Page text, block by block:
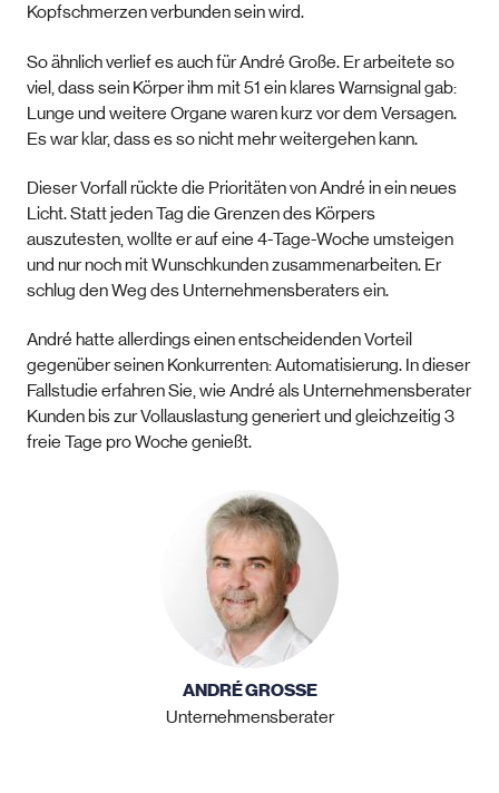
Kopfschmerzen verbunden sein wird.
So ähnlich verlief es auch für André Große. Er arbeitete so
viel, dass sein Körper ihm mit 51 ein klares Warnsignal gab:
Lunge und weitere Organe waren kurz vor dem Versagen.
Es war klar, dass es so nicht mehr weitergehen kann.
Dieser Vorfall rückte die Prioritäten von André in ein neues
Licht. Statt jeden Tag die Grenzen des Körpers
auszutesten, wollte er auf eine 4-Tage-Woche umsteigen
und nur noch mit Wunschkunden zusammenarbeiten. Er
schlug den Weg des Unternehmensberaters ein.
André hatte allerdings einen entscheidenden Vorteil
gegenüber seinen Konkurrenten: Automatisierung. In dieser
Fallstudie erfahren Sie, wie André als Unternehmensberater
Kunden bis zur Vollauslastung generiert und gleichzeitig 3
freie Tage pro Woche genießt.
ANDRÉ GROSSE
Unternehmensberater